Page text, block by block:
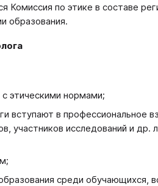
по этике в составе
образования.
этическими нормами;
вступают в профессиональное
участников исследований и
среди обучающихся,